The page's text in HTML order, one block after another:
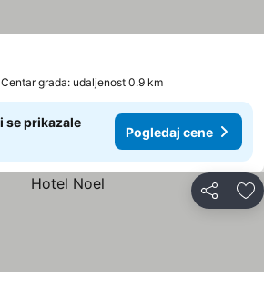
Centar grada: udaljenost 0.9 km
se prikazale
Pogledaj cene
Deli